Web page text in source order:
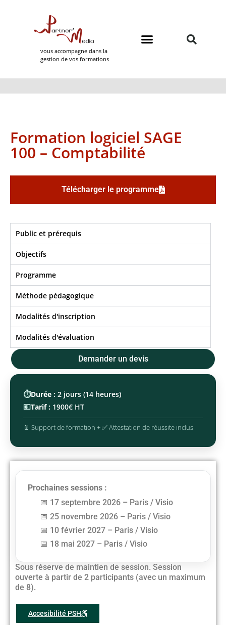
vous accompagne dans la
gestion de vos formations
Formation logiciel SAGE
100 – Comptabilité
Télécharger le programme
Public et prérequis
Objectifs​
Programme
Méthode pédagogique
Modalités d'inscription
Modalités d'évaluation
Demander un devis
⏱️Durée : 2 jours (14 heures)
💶Tarif : 1900€ HT
📄 Support de formation + ✅ Attestation de réussite inclus
Prochaines sessions :
17 septembre 2026 – Paris / Visio
25 novembre 2026 – Paris / Visio
10 février 2027 – Paris / Visio
18 mai 2027 – Paris / Visio
Sous réserve de maintien de session. Session
ouverte à partir de 2 participants (avec un maximum
de 8).
Accesibilité PSH